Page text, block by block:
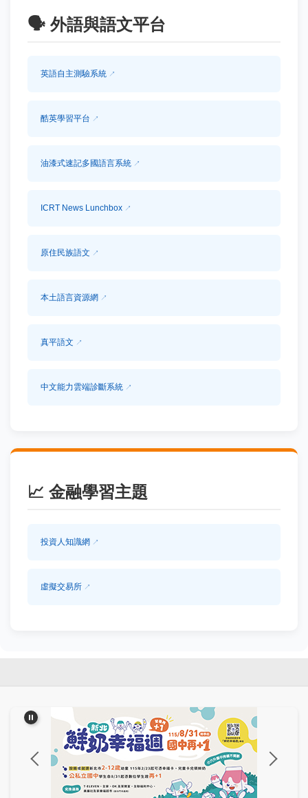
🗣️ 外語與語文平台
英語自主測驗系統
酷英學習平台
油漆式速記多國語言系統
ICRT News Lunchbox
原住民族語文
本土語言資源網
真平語文
中文能力雲端診斷系統
📈 金融學習主題
投資人知識網
虛擬交易所